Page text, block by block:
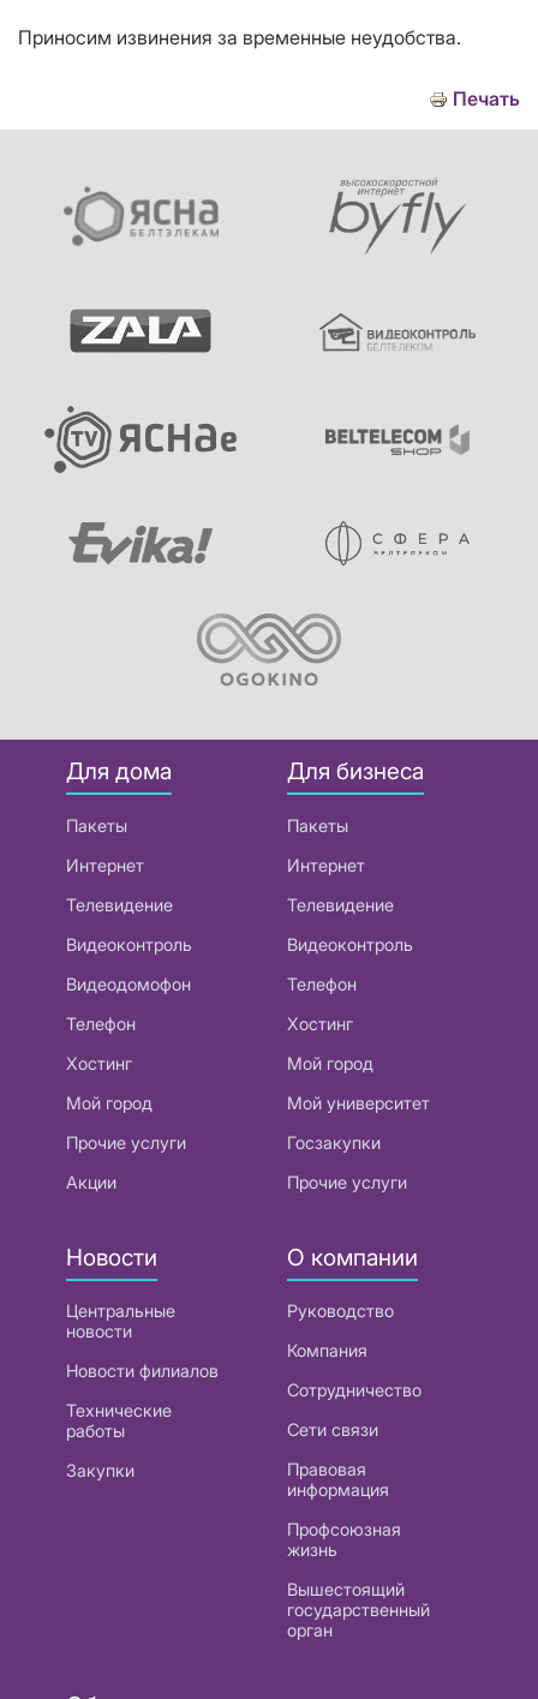
Приносим извинения за временные неудобства.
Печать
Для дома
Пакеты
Интернет
Телевидение
Видеоконтроль
Видеодомофон
Телефон
Хостинг
Мой город
Прочие услуги
Акции
Для бизнеса
Пакеты
Интернет
Телевидение
Видеоконтроль
Телефон
Хостинг
Мой город
Мой университет
Госзакупки
Прочие услуги
Новости
Центральные
новости
Новости филиалов
Технические
работы
Закупки
О компании
Руководство
Компания
Сотрудничество
Сети связи
Правовая
информация
Профсоюзная
жизнь
Вышестоящий
государственный
орган